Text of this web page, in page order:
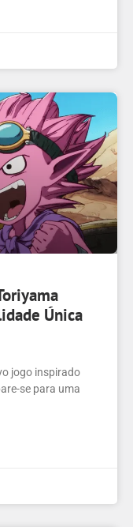
Única
jogo inspirado
se para uma